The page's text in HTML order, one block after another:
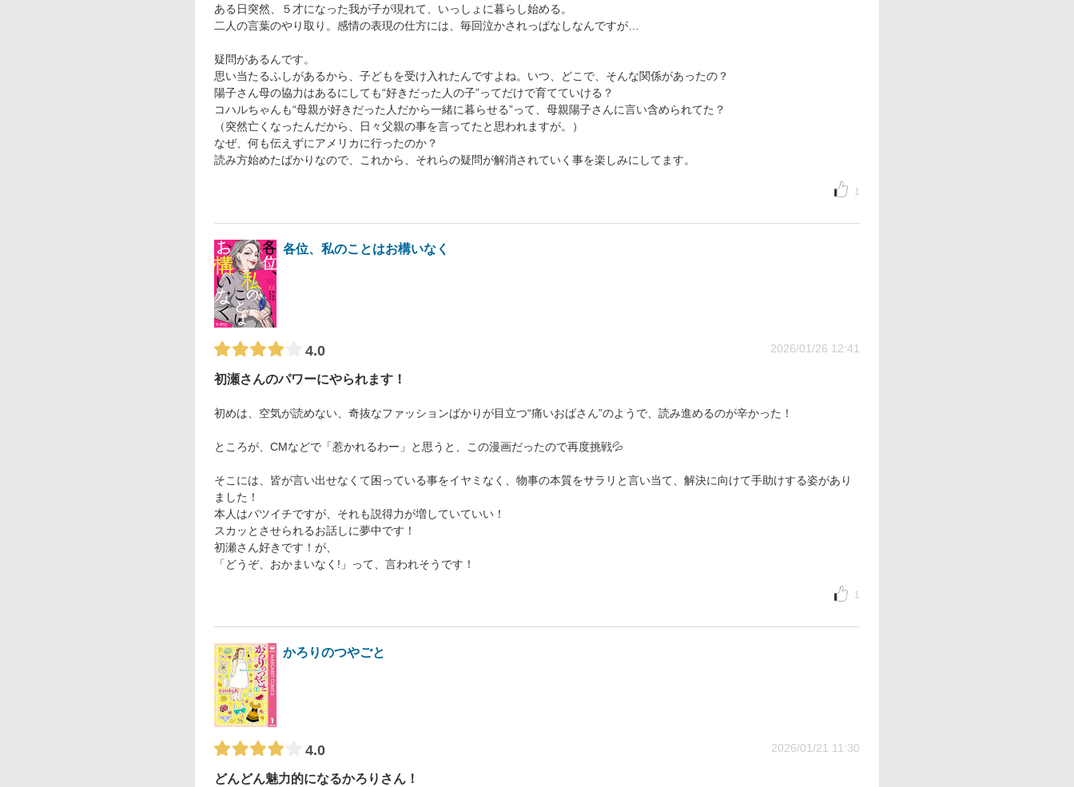
ある日突然、５才になった我が子が現れて、いっしょに暮らし始める。
二人の言葉のやり取り。感情の表現の仕方には、毎回泣かされっぱなしなんですが…
疑問があるんです。
思い当たるふしがあるから、子どもを受け入れたんですよね。いつ、どこで、そんな関係があったの？
陽子さん母の協力はあるにしても“好きだった人の子”ってだけで育てていける？
コハルちゃんも“母親が好きだった人だから一緒に暮らせる”って、母親陽子さんに言い含められてた？
（突然亡くなったんだから、日々父親の事を言ってたと思われますが。）
なぜ、何も伝えずにアメリカに行ったのか？
読み方始めたばかりなので、これから、それらの疑問が解消されていく事を楽しみにしてます。
1
各位、私のことはお構いなく
4.0 2026/01/26 12:41
初瀬さんのパワーにやられます！
初めは、空気が読めない、奇抜なファッションばかりが目立つ“痛いおばさん”のようで、読み進めるのが辛かった！
ところが、CMなどで「惹かれるわー」と思うと、この漫画だったので再度挑戦💦
そこには、皆が言い出せなくて困っている事をイヤミなく、物事の本質をサラリと言い当て、解決に向けて手助けする姿があり
ました！
本人はバツイチですが、それも説得力が増していていい！
スカッとさせられるお話しに夢中です！
初瀬さん好きです！が、
「どうぞ、おかまいなく!」って、言われそうです！
1
かろりのつやごと
4.0 2026/01/21 11:30
どんどん魅力的になるかろりさん！